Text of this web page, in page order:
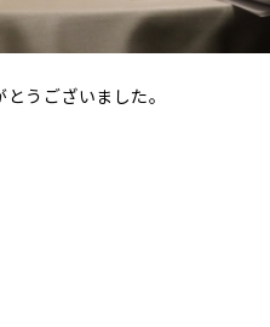
うございました。